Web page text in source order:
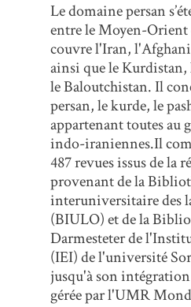
Le domaine persan
entre le Moyen-Orient
couvre l'Iran,
ainsi que le Kurdistan,
le Baloutchistan. Il
persan, le kurde, le
appartenant toutes au
indo-iraniennes.Il
487 revues issus de la
provenant de la
interuniversitaire des
(BIULO) et de la
Darmesteter de
(IEI) de l'université
jusqu'à son
gérée par l'UMR